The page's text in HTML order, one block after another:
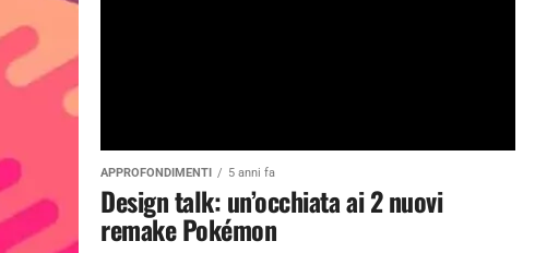
APPROFONDIMENTI 5 anni fa
Design talk: un’occhiata ai 2 nuovi
remake Pokémon